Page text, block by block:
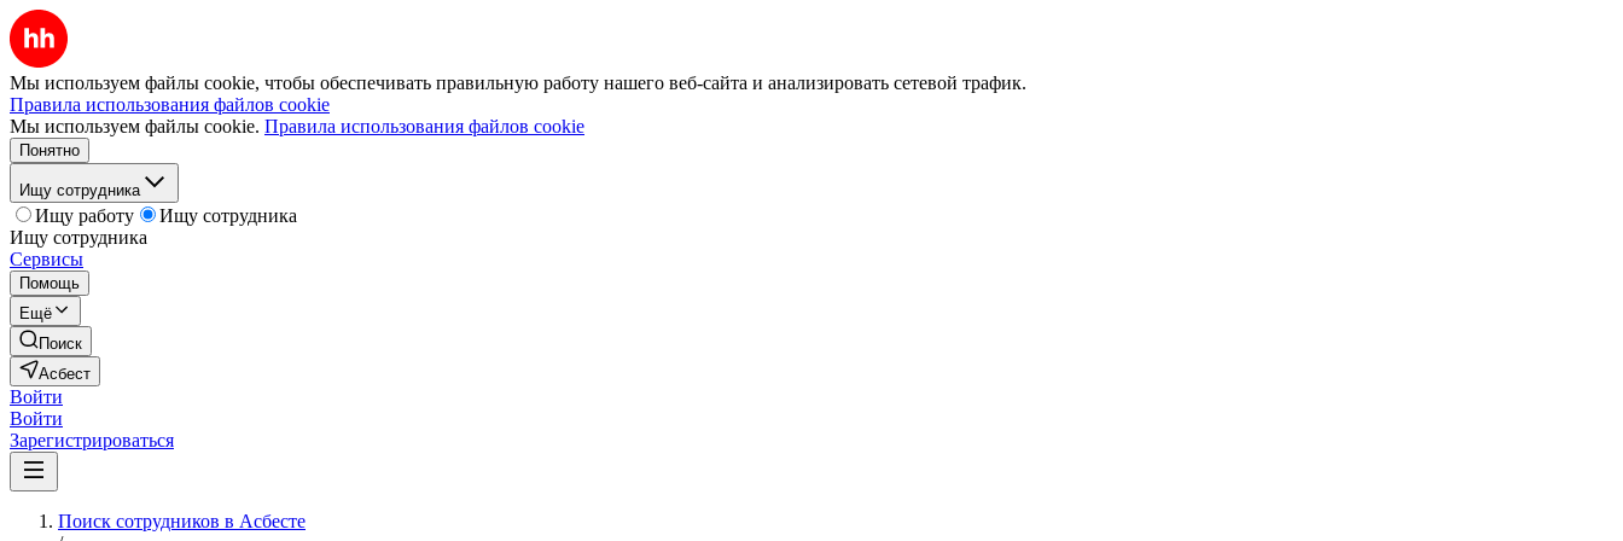
Мы используем файлы cookie, чтобы обеспечивать правильную работу нашего веб-сайта и анализировать сетевой трафик.
Правила использования файлов cookie
Мы используем файлы cookie. Правила использования файлов cookie
Понятно
Ищу сотрудника
Ищу работу
Ищу сотрудника
Ищу сотрудника
Сервисы
Помощь
Ещё
Поиск
Асбест
Войти
Войти
Зарегистрироваться
Поиск сотрудников в Асбесте